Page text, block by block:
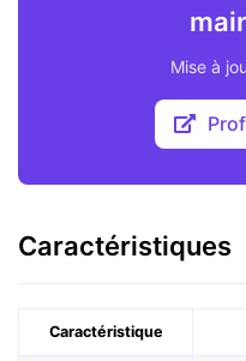
Mise à
Caractéristiques
Caractéristique